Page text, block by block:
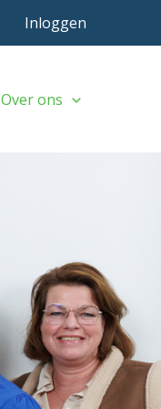
Inloggen
Over ons